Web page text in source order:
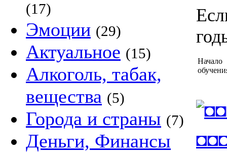
(17)
Эмоции (29)
Актуальное (15)
Алкоголь, табак,
вещества (5)
Города и страны (7)
Деньги, Финансы
Начало